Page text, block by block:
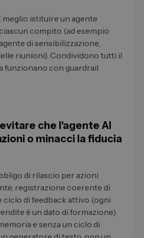
meglio istituire un agente
compito (ad esempio
di sensibilizzazione,
riunioni). Condividono tutti il
funzionano con guardrail
che l'agente AI
o minacci la fiducia
di rilascio per azioni
registrazione coerente di
ciclo di feedback attivo (ogni
è un dato di formazione).
e senza un ciclo di